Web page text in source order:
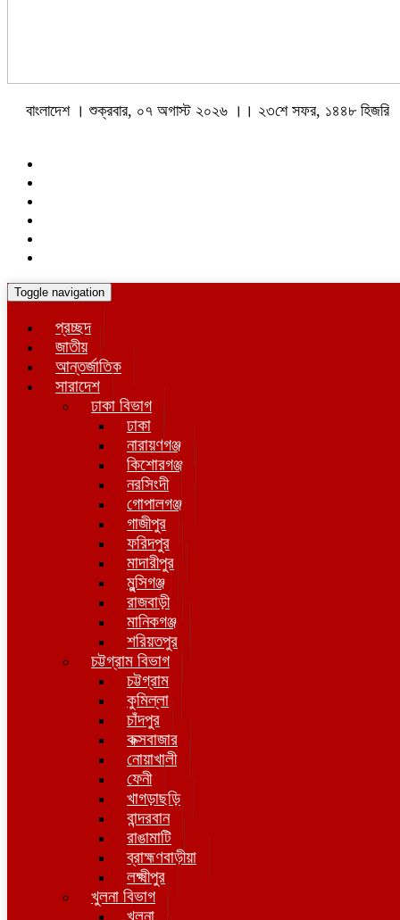
বাংলাদেশ । শুক্রবার, ০৭ অগাস্ট ২০২৬ ।। ২৩শে সফর, ১৪৪৮ হিজরি
Toggle navigation
প্রচ্ছদ
জাতীয়
আন্তর্জাতিক
সারাদেশ
ঢাকা বিভাগ
ঢাকা
নারায়ণগঞ্জ
কিশোরগঞ্জ
নরসিংদী
গোপালগঞ্জ
গাজীপুর
ফরিদপুর
মাদারীপুর
মুন্সিগঞ্জ
রাজবাড়ী
মানিকগঞ্জ
শরিয়তপুর
চট্টগ্রাম বিভাগ
চট্টগ্রাম
কুমিল্লা
চাঁদপুর
কক্সবাজার
নোয়াখালী
ফেনী
খাগড়াছড়ি
বান্দরবান
রাঙামাটি
ব্রাহ্মণবাড়ীয়া
লক্ষ্মীপুর
খুলনা বিভাগ
খুলনা